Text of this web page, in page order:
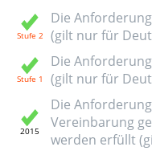
Die
(gilt nur für
Die
(gilt nur für
Die
Vereinbarung
werden erfüllt